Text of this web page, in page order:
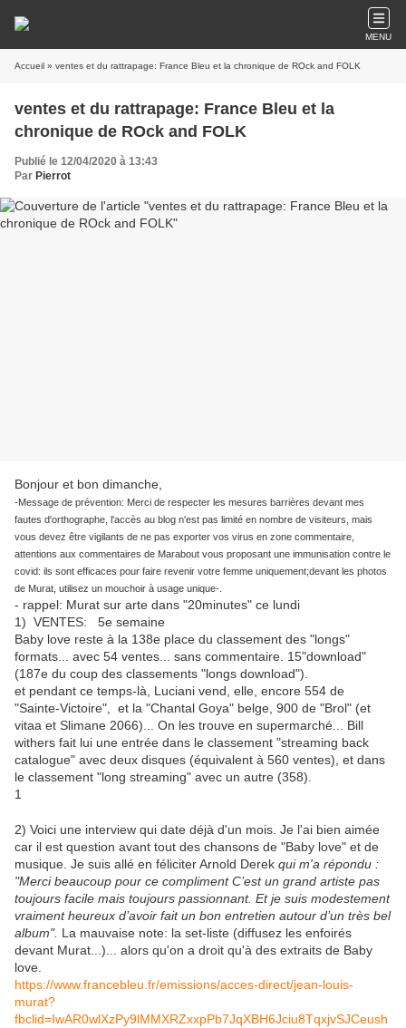
MENU
Accueil » ventes et du rattrapage: France Bleu et la chronique de ROck and FOLK
ventes et du rattrapage: France Bleu et la
chronique de ROck and FOLK
Publié le 12/04/2020 à 13:43
Par Pierrot
Bonjour et bon dimanche,
-Message de prévention: Merci de respecter les mesures barrières devant mes
fautes d'orthographe, l'accès au blog n'est pas limité en nombre de visiteurs, mais
vous devez être vigilants de ne pas exporter vos virus en zone commentaire,
attentions aux commentaires de Marabout vous proposant une immunisation contre le
covid: ils sont efficaces pour faire revenir votre femme uniquement;devant les photos
de Murat, utilisez un mouchoir à usage unique-.
- rappel: Murat sur arte dans "20minutes" ce lundi
1) VENTES: 5e semaine
Baby love reste à la 138e place du classement des "longs"
formats... avec 54 ventes... sans commentaire. 15"download"
(187e du coup des classements "longs download").
et pendant ce temps-là, Luciani vend, elle, encore 554 de
"Sainte-Victoire", et la "Chantal Goya" belge, 900 de "Brol" (et
vitaa et Slimane 2066)... On les trouve en supermarché... Bill
withers fait lui une entrée dans le classement "streaming back
catalogue" avec deux disques (équivalent à 560 ventes), et dans
le classement "long streaming" avec un autre (358).
1
2) Voici une interview qui date déjà d'un mois. Je l'ai bien aimée
car il est question avant tout des chansons de "Baby love" et de
musique. Je suis allé en féliciter Arnold Derek qui m'a répondu :
"Merci beaucoup pour ce compliment C’est un grand artiste pas
toujours facile mais toujours passionnant. Et je suis modestement
vraiment heureux d’avoir fait un bon entretien autour d’un très bel
album". La mauvaise note: la set-liste (diffusez les enfoirés
devant Murat...)... alors qu'on a droit qu'à des extraits de Baby
love.
https://www.francebleu.fr/emissions/acces-direct/jean-louis-
murat?
fbclid=IwAR0wlXzPy9lMMXRZxxpPb7JqXBH6Jciu8TqxjvSJCeush